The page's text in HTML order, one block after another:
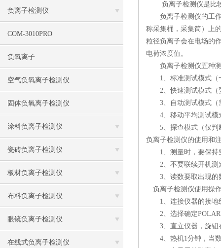
负离子检测仪
COM-3010PRO
负氧离子
空气负氧离子检测仪
固体负氧离子检测仪
涂料负离子检测仪
瓷砖负离子检测仪
板材负离子检测仪
布料负离子检测仪
眼镜负离子检测仪
在线式负离子检测仪
负离子检测仪是比较
负离子检测仪的工作
称采集桶，采集筒）上
粒径负离子会在电场的
电荷浓度值。
负离子检测仪五种测
1、标准测试模式（
2、快速测试模式（
3、自动测试模式（需
4、移动平均测试模式
5、探查模式（仅判
负离子检测仪的使用和
1、测量时，要保持空
2、不要联续开机测
3、读数要取出现的
负离子检测仪使用操
1、连接仪器的接地
2、选择确定
3、直立仪器，旋钮在
4、热机1分钟，当数